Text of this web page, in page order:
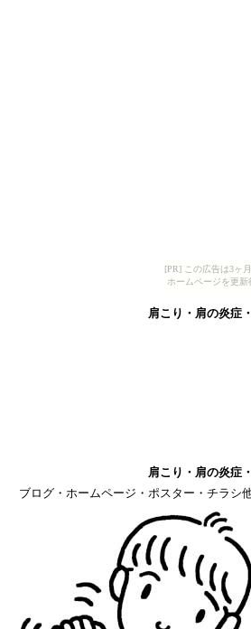
[PR] この広告は3ヶ
ホームページを更
肩こり・肩の炎症
肩こり・肩の炎症
ブログ・ホームページ・ポスター・チラシ